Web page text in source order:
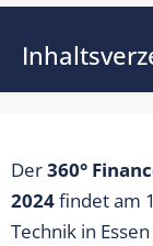
Der360°
2024findet am
Technik in